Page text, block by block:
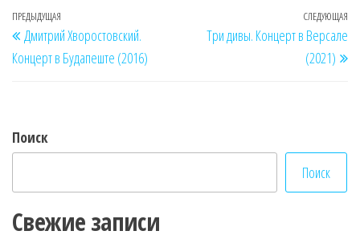
Навигация
по
записям
Предыдущая
запись
ПРЕДЫДУЩАЯ
Дмитрий Хворостовский.
Концерт в Будапеште (2016)
СЛЕДУЮЩАЯ
Три дивы. Концерт в Версале
(2021)
Поиск
Поиск
Свежие записи